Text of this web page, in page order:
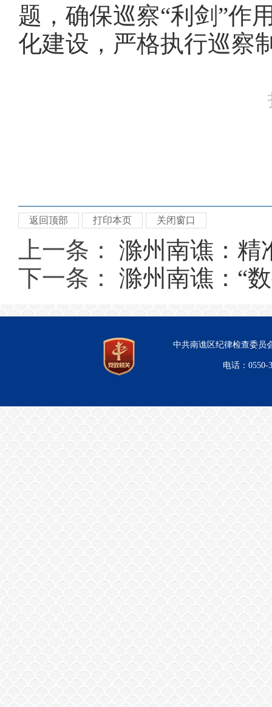
题，确保巡察“利剑”作
化建设，严格执行巡察
返回顶部 打印本页 关闭窗口
上一条： 滁州南谯：精
下一条： 滁州南谯：“
中共南谯区纪律检查委员
电话：0550-